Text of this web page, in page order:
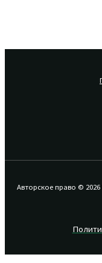
Авторское право © 2026